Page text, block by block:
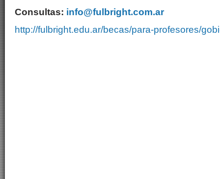
Consultas: info@fulbright.com.ar
http://fulbright.edu.ar/becas/para-profesores/